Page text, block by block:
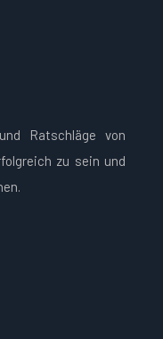
Ratschläge von
zu sein und